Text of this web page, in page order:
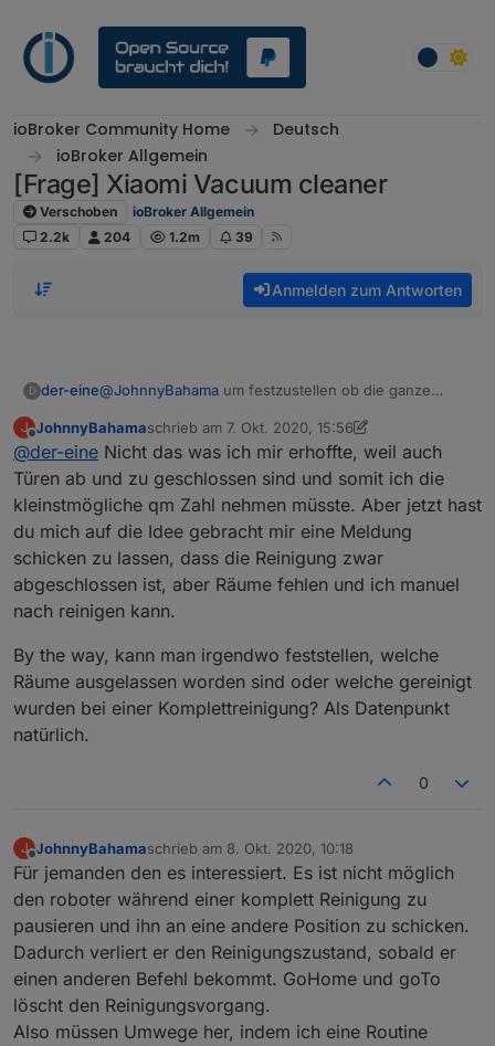
ioBroker Community Home
Deutsch
ioBroker Allgemein
[Frage] Xiaomi Vacuum cleaner
Verschoben
ioBroker Allgemein
2.2k
204 1.2m 39
Anmelden zum Antworten
D der-eine@JohnnyBahama um festzustellen ob die ganze
qm2 angeschaut. Wenn die über wert x waren, dann
wurde die ganze Wohnung gereinigt wenn nicht dann
war es nur eine Zonenreinigung. Dieser Wert wird ja
pro fahrt generiert.
Edit: Unter dem Punkt Info -> Cleaned Area
dieser wird vor der nächsten Reinigung auf 0 gesetzt.
J
Offline
JohnnyBahamaschrieb am 7. Okt. 2020, 15:56
zuletzt editiert von JohnnyBahama
@der-eine Nicht das was ich mir erhoffte, weil auch
Türen ab und zu geschlossen sind und somit ich die
kleinstmögliche qm Zahl nehmen müsste. Aber jetzt hast
du mich auf die Idee gebracht mir eine Meldung
schicken zu lassen, dass die Reinigung zwar
abgeschlossen ist, aber Räume fehlen und ich manuel
nach reinigen kann.
By the way, kann man irgendwo feststellen, welche
Räume ausgelassen worden sind oder welche gereinigt
wurden bei einer Komplettreinigung? Als Datenpunkt
natürlich.
0
J
Offline
JohnnyBahamaschrieb am 8. Okt. 2020, 10:18
zuletzt editiert von
Für jemanden den es interessiert. Es ist nicht möglich
den roboter während einer komplett Reinigung zu
pausieren und ihn an eine andere Position zu schicken.
Dadurch verliert er den Reinigungszustand, sobald er
einen anderen Befehl bekommt. GoHome und goTo
löscht den Reinigungsvorgang.
Also müssen Umwege her, indem ich eine Routine